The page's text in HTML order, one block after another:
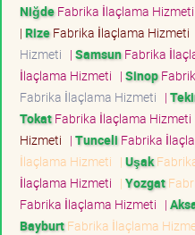
NiğdeFabrika İlaçlama Hizmeti
| RizeFabrika İlaçlama Hizmeti
Hizmeti | SamsunFabrika
İlaçlama Hizmeti | Sinop
Fabrika İlaçlama Hizmeti |
TokatFabrika İlaçlama Hizmeti
Hizmeti | Tunceli Fabrika
İlaçlama Hizmeti | Uşak
İlaçlama Hizmeti | Yozgat
Fabrika İlaçlama Hizmeti |
BayburtFabrika İlaçlama